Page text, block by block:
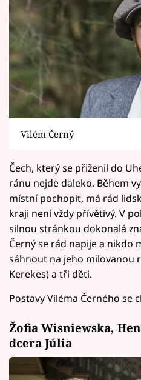
Vilém Černý
Čech, který se přiženil do
ránu nejde daleko. Během
místní pochopit, má rád
kraji není vždy přívětivý. V
silnou stránkou dokonalá
Černý se rád napije a nikdo
sáhnout na jeho milovanou
Kerekes) a tři děti.
Postavy Viléma Černého se
Žofia Wisniewska,
dcera Júlia